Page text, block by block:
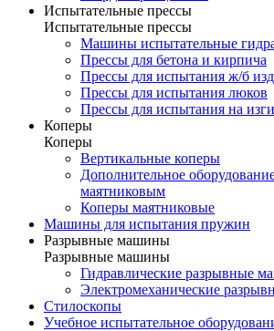
Испытательные прессы
Испытательные прессы
Машины испытательные
Прессы для бетона и кирпича
Прессы для испытания ж/б
Прессы для испытания люков
Прессы для испытания на
Коперы
Коперы
Вертикальные коперы
Дополнительное
маятниковым
Коперы маятниковые
Машины для испытания пружин
Разрывные машины
Разрывные машины
Гидравлические разрывные
Электромеханические
Стилоскопы
Учебное испытательное